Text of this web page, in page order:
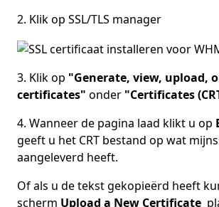
2. Klik op SSL/TLS manager
3. Klik op "Generate, view, upload,
certificates" onder "Certificates
4. Wanneer de pagina laad klikt u op
geeft u het CRT bestand op wat
aangeleverd heeft.
Of als u de tekst gekopieërd heeft
scherm Upload a New Certificate